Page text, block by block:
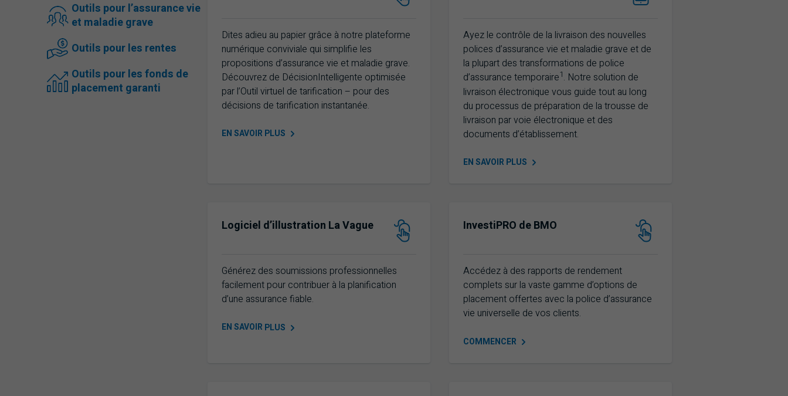
Outils pour l’assurance vie
et maladie grave
Outils pour les rentes
Outils pour les fonds de
placement garanti
Dites adieu au papier grâce à notre plateforme
numérique conviviale qui simplifie les
propositions d’assurance vie et maladie grave.
Découvrez de DécisionIntelligente optimisée
par l’Outil virtuel de tarification – pour des
décisions de tarification instantanée.
EN SAVOIR PLUS
Ayez le contrôle de la livraison des nouvelles
polices d’assurance vie et maladie grave et de
la plupart des transformations de police
d’assurance temporaire1. Notre solution de
livraison électronique vous guide tout au long
du processus de préparation de la trousse de
livraison par voie électronique et des
documents d’établissement.
EN SAVOIR PLUS
Logiciel d’illustration La Vague
Générez des soumissions professionnelles
facilement pour contribuer à la planification
d’une assurance fiable.
EN SAVOIR PLUS
InvestiPRO deBMO
Accédez à des rapports de rendement
complets sur la vaste gamme d’options de
placement offertes avec la police d’assurance
vie universelle de vos clients.
COMMENCER